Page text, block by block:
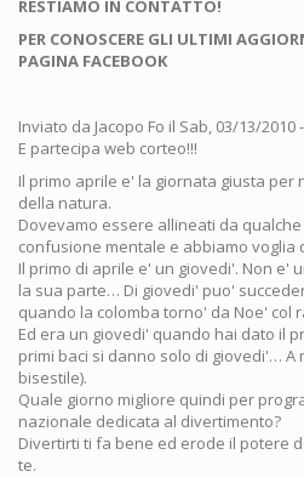
RESTIAMO IN CONTATTO!
PER CONOSCERE GLI ULTIMI
PAGINA FACEBOOK
Inviato da Jacopo Fo il Sab, 03/13/2010
E partecipa web corteo!!!
Il primo aprile e' la giornata giusta per
della natura.
Dovevamo essere allineati da
confusione mentale e abbiamo voglia
Il primo di aprile e' un giovedi'. Non e'
la sua parte… Di giovedi' puo'
quando la colomba torno' da Noe' col
Ed era un giovedi' quando hai dato il
primi baci si danno solo di giovedi'…
bisestile).
Quale giorno migliore quindi per
nazionale dedicata al divertimento?
Divertirti ti fa bene ed erode il potere
te.